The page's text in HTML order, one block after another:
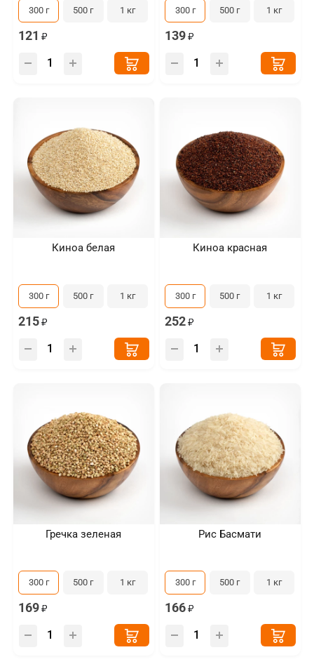
300 г 500 г 1 кг
121
300 г 500 г 1 кг
139
Киноа белая
300 г 500 г 1 кг
215
Киноа красная
300 г 500 г 1 кг
252
Гречка зеленая
300 г 500 г 1 кг
169
Рис Басмати
300 г 500 г 1 кг
166